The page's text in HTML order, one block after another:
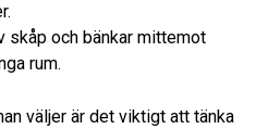
skåp och bänkar mittemot
rum.
väljer är det viktigt att tänka